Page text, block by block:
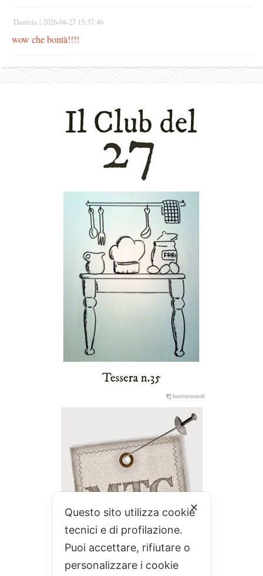
Daniela | 2026-04-27 15:37:46
wow che bontà!!!!
✕
Questo sito utilizza cookie
tecnici e di profilazione.
Puoi accettare, rifiutare o
personalizzare i cookie